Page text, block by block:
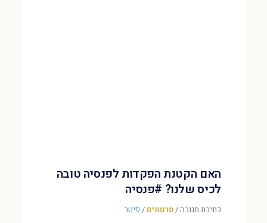
האם הקטנת הפקדות לפנסיה טובה
לכיס שלנו? #פנסיה
כתיבת תגובה/סרטונים / פיטר